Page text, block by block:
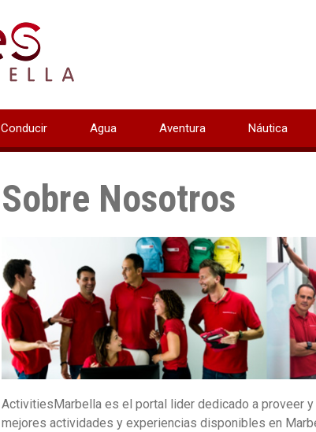
Conducir Agua Aventura Náutica
Sobre Nosotros
ActivitiesMarbella es el portal lider dedicado a proveer y
mejores actividades y experiencias disponibles en